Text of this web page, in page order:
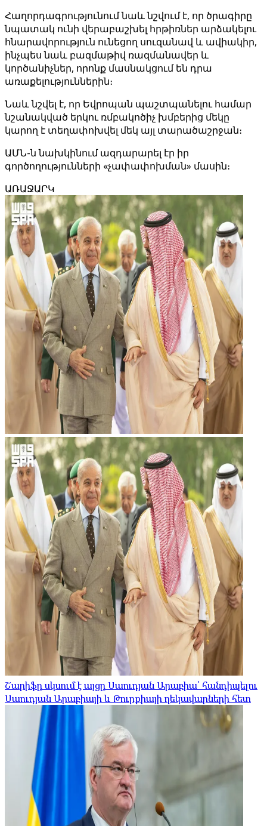
Հաղորդագրությունում նաև նշվում է, որ ծրագիրը
նպատակ ունի վերաբաշխել հրթիռներ արձակելու
հնարավորություն ունեցող սուզանավ և ավիակիր,
ինչպես նաև բազմաթիվ ռազմանավեր և
կործանիչներ, որոնք մասնակցում են դրա
առաքելություններին։
Նաև նշվել է, որ Եվրոպան պաշտպանելու համար
նշանակված երկու ռմբակոծիչ խմբերից մեկը
կարող է տեղափոխվել մեկ այլ տարածաշրջան։
ԱՄՆ-ն նախկինում ազդարարել էր իր
գործողությունների «չափափոխման» մասին։
ԱՌԱՋԱՐԿ
Շարիֆը սկսում է այցը Սաուդյան Արաբիա՝ հանդիպելու
Սաուդյան Արաբիայի և Թուրքիայի ղեկավարների հետ